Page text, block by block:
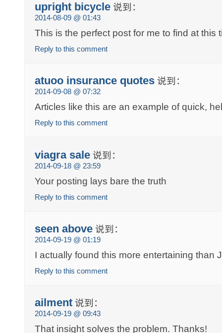
upright bicycle 说到：
2014-08-09 @ 01:43
This is the perfect post for me to find at this
Reply to this comment
atuoo insurance quotes 说到：
2014-09-08 @ 07:32
Articles like this are an example of quick,
Reply to this comment
viagra sale 说到：
2014-09-18 @ 23:59
Your posting lays bare the truth
Reply to this comment
seen above 说到：
2014-09-19 @ 01:19
I actually found this more entertaining than
Reply to this comment
ailment 说到：
2014-09-19 @ 09:43
That insight solves the problem. Thanks!